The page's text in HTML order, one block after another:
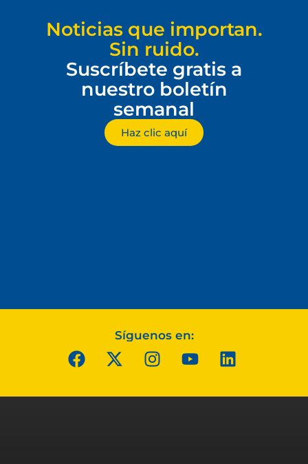
Noticias que importan.
Sin ruido.
Suscríbete gratis a
nuestro boletín
semanal
Haz clic aquí
Síguenos en: